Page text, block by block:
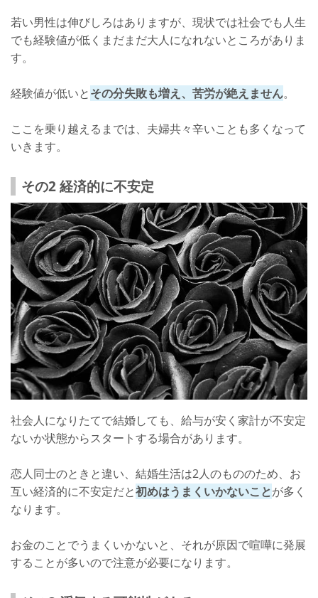
若い男性は伸びしろはありますが、現状では社会でも人生
でも経験値が低くまだまだ大人になれないところがありま
す。
経験値が低いとその分失敗も増え、苦労が絶えません。
ここを乗り越えるまでは、夫婦共々辛いことも多くなって
いきます。
その2 経済的に不安定
社会人になりたてで結婚しても、給与が安く家計が不安定
ないか状態からスタートする場合があります。
恋人同士のときと違い、結婚生活は2人のもののため、お
互い経済的に不安定だと初めはうまくいかないことが多く
なります。
お金のことでうまくいかないと、それが原因で喧嘩に発展
することが多いので注意が必要になります。